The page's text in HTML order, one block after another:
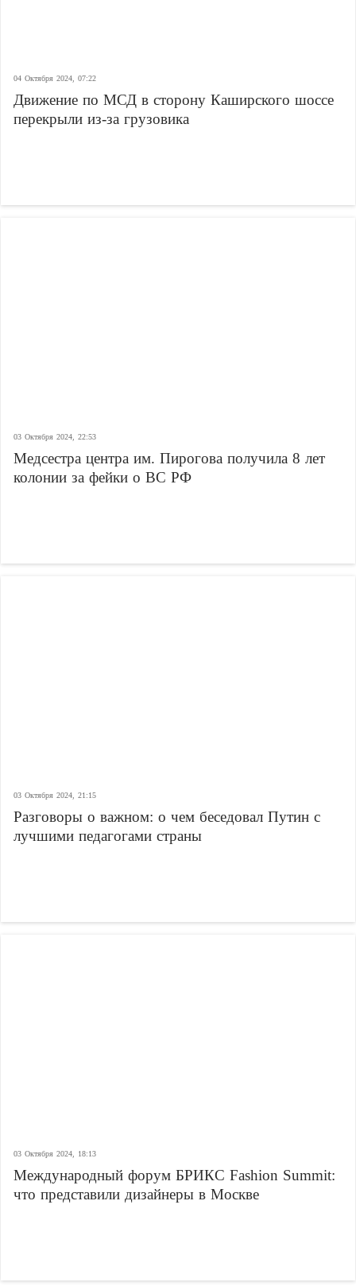
04 Октября 2024, 07:22
Движение по МСД в сторону Каширского шоссе
перекрыли из-за грузовика
03 Октября 2024, 22:53
Медсестра центра им. Пирогова получила 8 лет
колонии за фейки о ВС РФ
03 Октября 2024, 21:15
Разговоры о важном: о чем беседовал Путин с
лучшими педагогами страны
03 Октября 2024, 18:13
Международный форум БРИКС Fashion Summit:
что представили дизайнеры в Москве